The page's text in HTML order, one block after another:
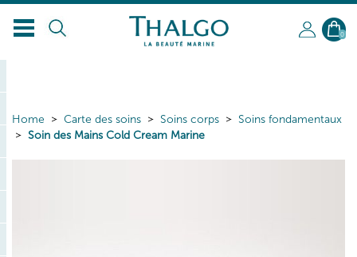
0
Home Carte des soins Soins corps
Soins fondamentaux
Soin des Mains Cold Cream Marine